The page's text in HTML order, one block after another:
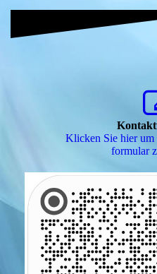
Klicken Sie hier
for­mu­lar